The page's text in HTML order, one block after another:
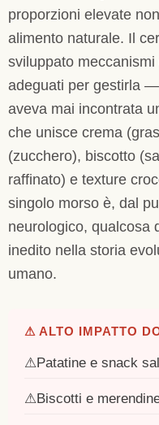
proporzioni elevate
alimento naturale. Il
sviluppato meccanismi
adeguati per gestirla
aveva mai incontrata
che unisce crema
(zucchero), biscotto
raffinato) e texture
singolo morso è, dal
neurologico, qualcosa
inedito nella storia
umano.
⚠ ALTO IMPATTO
Patatine e snack
Biscotti e